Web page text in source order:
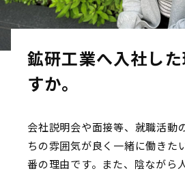
鉱研工業へ入社し
すか。
会社説明会や面接等、就職活動
ちの雰囲気が良く一緒に働きた
番の理由です。また、陰ながら